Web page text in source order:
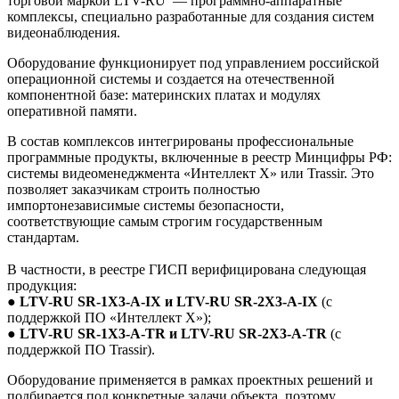
комплексы, специально разработанные для создания систем
видеонаблюдения.
Оборудование функционирует под управлением российской
операционной системы и создается на отечественной
компонентной базе: материнских платах и модулях
оперативной памяти.
В состав комплексов интегрированы профессиональные
программные продукты, включенные в реестр Минцифры РФ:
системы видеоменеджмента «Интеллект X» или Trassir. Это
позволяет заказчикам строить полностью
импортонезависимые системы безопасности,
соответствующие самым строгим государственным
стандартам.
В частности, в реестре ГИСП верифицирована следующая
продукция:
● LTV-RU SR-1X3-A-IX и LTV-RU SR-2X3-A-IX (с
поддержкой ПО «Интеллект X»);
● LTV-RU SR-1X3-A-TR и LTV-RU SR-2X3-A-TR (с
поддержкой ПО Trassir).
Оборудование применяется в рамках проектных решений и
подбирается под конкретные задачи объекта, поэтому